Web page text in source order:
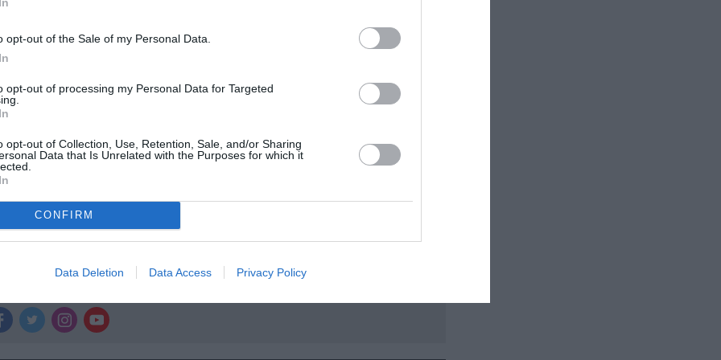
opt-out of the Sale of my Personal Data.
opt-out of processing my Personal Data for Targeted
opt-out of Collection, Use, Retention, Sale, and/or Sharing
Data that Is Unrelated with the Purposes for which it
CONFIRM
Data Deletion Data Access Privacy Policy
στοCulturenow.gr
2019
και τον Πολιτισμό!